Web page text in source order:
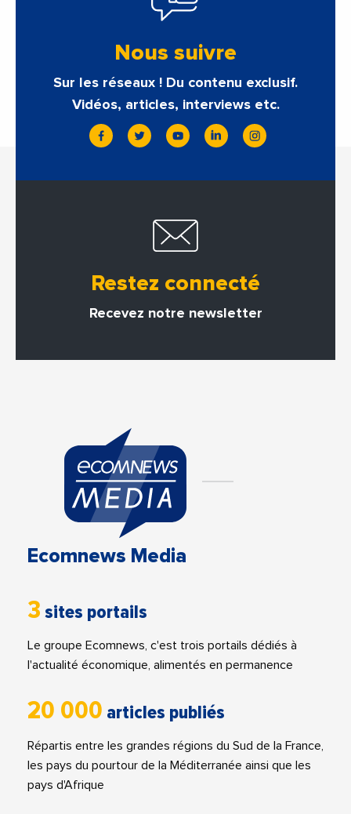
Nous suivre
Sur les réseaux ! Du contenu exclusif.
Vidéos, articles, interviews etc.
Restez connecté
Recevez notre newsletter
Ecomnews Media
3 sites portails
Le groupe Ecomnews, c'est trois portails dédiés à
l'actualité économique, alimentés en permanence
20 000 articles publiés
Répartis entre les grandes régions du Sud de la France,
les pays du pourtour de la Méditerranée ainsi que les
pays d'Afrique